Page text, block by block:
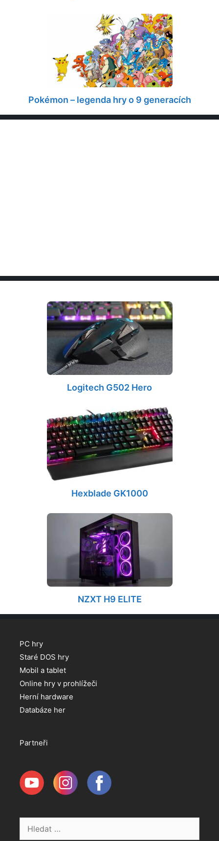
Pokémon – legenda hry o 9 generacích
Logitech G502 Hero
Hexblade GK1000
NZXT H9 ELITE
PC hry
Staré DOS hry
Mobil a tablet
Online hry v prohlížeči
Herní hardware
Databáze her
Partneři